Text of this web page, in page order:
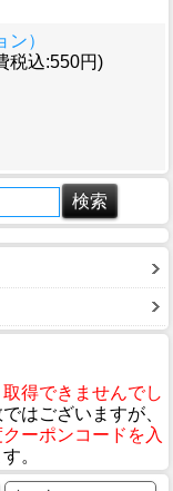
）
税込:550円)
得できませんでし
はございますが、
ーポンコードを入
。